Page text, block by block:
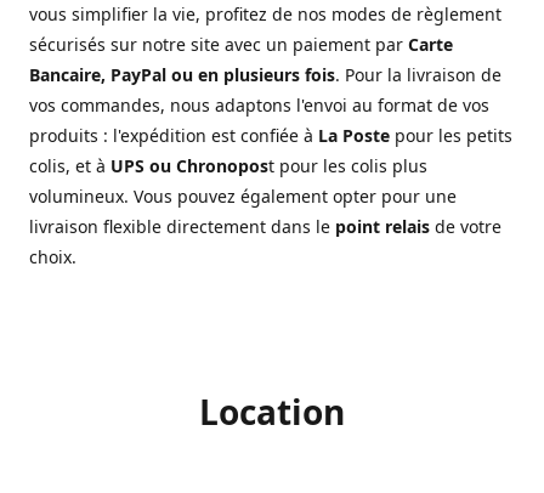
vous simplifier la vie, profitez de nos modes de règlement
sécurisés sur notre site avec un paiement par Carte
Bancaire, PayPal ou en plusieurs fois. Pour la livraison de
vos commandes, nous adaptons l'envoi au format de vos
produits : l'expédition est confiée à La Poste pour les petits
colis, et à UPS ou Chronopost pour les colis plus
volumineux. Vous pouvez également opter pour une
livraison flexible directement dans le point relais de votre
choix.
Location